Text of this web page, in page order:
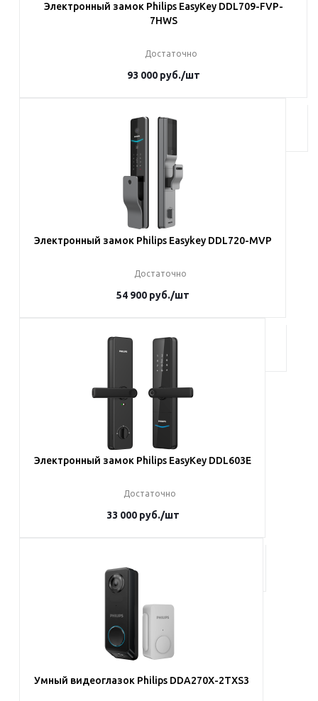
Электронный замок Philips EasyKey DDL709-FVP-
7HWS
Достаточно
93 000 руб./шт
Электронный замок Philips Easykey DDL720-MVP
Достаточно
54 900 руб./шт
Электронный замок Philips EasyKey DDL603E
Достаточно
33 000руб./шт
Умный видеоглазок Philips DDA270X-2TXS3